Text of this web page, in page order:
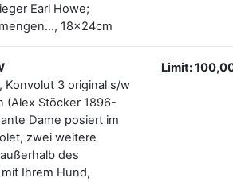
Earl Howe;
18x24cm
Konvolut 3 original s/w
(Alex Stöcker 1896-
Dame posiert im
zwei weitere
des
Ihrem Hund,
Limit: